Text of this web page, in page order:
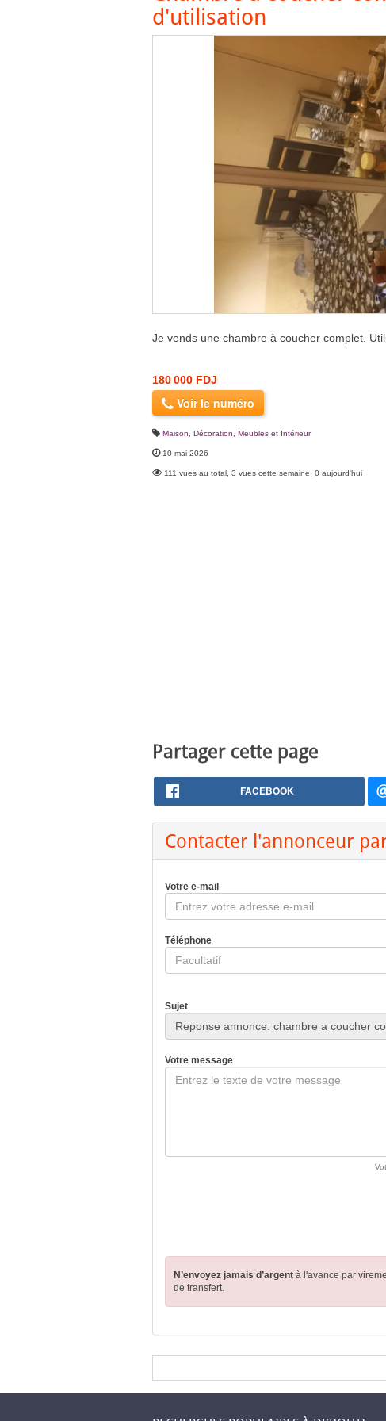
d'utilisation
Je vends une chambre à coucher complet.
180 000 FDJ
Voir le numéro
Maison, Décoration Meubles et Intérieur
10 mai 2026
111 vues au total, 3 vues cette semaine, 0 aujourd'hui
Partager cette page
FACEBOOK
Contacter l'annonceur
Votre e-mail
Téléphone
Sujet
Votre message
N’envoyez jamais d’argent à l'avance par
de transfert.